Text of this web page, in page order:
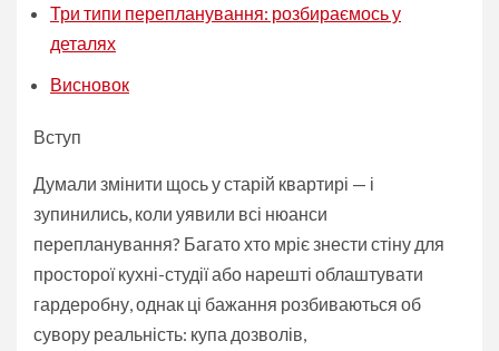
Три типи перепланування: розбираємось у
деталях
Висновок
Вступ
Думали змінити щось у старій квартирі — і
зупинились, коли уявили всі нюанси
перепланування? Багато хто мріє знести стіну для
просторої кухні-студії або нарешті облаштувати
гардеробну, однак ці бажання розбиваються об
сувору реальність: купа дозволів,